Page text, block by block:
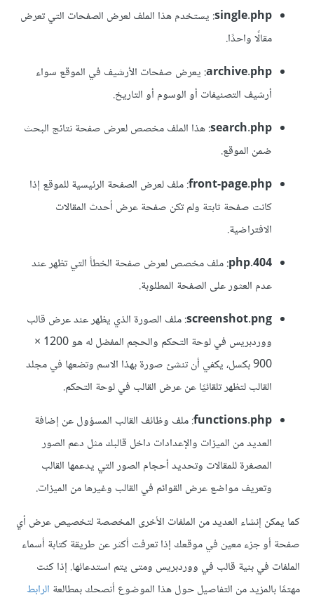
single.php: يستخدم هذا الملف لعرض الصفحات التي تعرض
مقالًا واحدًا.
archive.php: يعرض صفحات الأرشيف في الموقع سواء
أرشيف التصنيفات أو الوسوم أو التاريخ.
search.php: هذا الملف مخصص لعرض صفحة نتائج البحث
ضمن الموقع.
front-page.php: ملف لعرض الصفحة الرئيسية للموقع إذا
كانت صفحة ثابتة ولم تكن صفحة عرض أحدث المقالات
الافتراضية.
404.php
: ملف مخصص لعرض صفحة الخطأ التي تظهر عند
عدم العثور على الصفحة المطلوبة.
screenshot.png: ملف الصورة الذي يظهر عند عرض قالب
ووردبريس في لوحة التحكم والحجم المفضل له هو 1200 ×
900 بكسل، يكفي أن تنشئ صورة بهذا الاسم وتضعها في مجلد
القالب لتظهر تلقائيًا عن عرض القالب في لوحة التحكم.
functions.php: ملف وظائف القالب المسؤول عن إضافة
العديد من الميزات والإعدادات داخل قالبك مثل دعم الصور
المصغرة للمقالات وتحديد أحجام الصور التي يدعمها القالب
وتعريف مواضع عرض القوائم في القالب وغيرها من الميزات.
كما يمكن إنشاء العديد من الملفات الأخرى المخصصة لتخصيص عرض أي
صفحة أو جزء معين في موقعك إذا تعرفت أكثر عن طريقة كتابة أسماء
الملفات في بنية قالب في ووردبريس ومتى يتم استدعائها. إذا كنت
مهتمًا بالمزيد من التفاصيل حول هذا الموضوع أنصحك بمطالعة الرابط